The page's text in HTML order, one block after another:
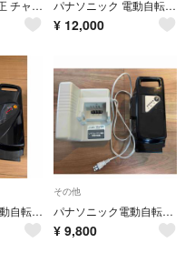
パナソニック純正 チャイルドシートレインカバー(後ろ用) NAR187 パナソニック 電動自転車バッテリー 16Ah
¥ 12,000
パナソニック 電動自転車バッテリー NKY513B02B 長押し5点灯
その他
パナソニック電動自転車バッテリー NKY491B03B 長押し4点灯
¥ 9,800